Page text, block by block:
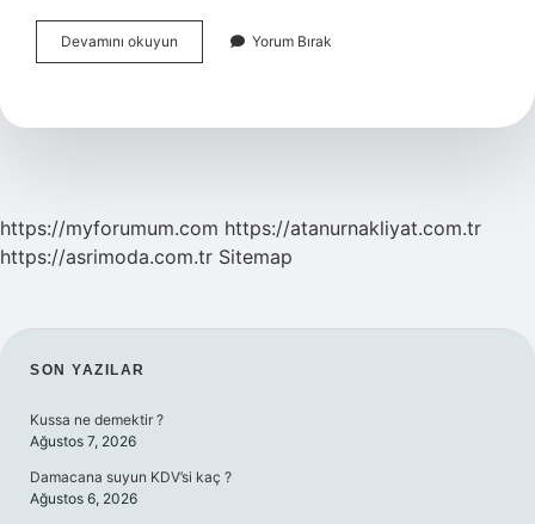
Devamını okuyun
Kayıt
Zaman
Yorum Bırak
https://myforumum.com https://atanurnakliyat.com.tr
https://asrimoda.com.tr Sitemap
SIDEBAR
SON YAZILAR
Kussa ne demektir ?
Ağustos 7, 2026
Damacana suyun KDV’si kaç ?
Ağustos 6, 2026